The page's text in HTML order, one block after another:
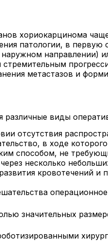
хориокарцинома
патологии, в
направлении)
метастазов и
различные виды
отсутствия
в ходе
способом, не
несколько
кровотечений
значительных